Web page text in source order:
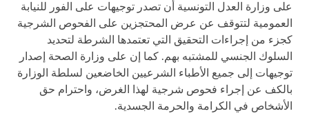
على وزارة العدل التونسية أن تصدر توجيهات على الفور للنيابة
العمومية لتتوقف عن عرض المحتجزين على الفحوص الشرجية
كجزء من إجراءات التحقيق التي تعتمدها الشرطة لتحديد
السلوك الجنسي للمشتبه بهم. كما إن على وزارة الصحة إصدار
توجيهات إلى جميع الأطباء الشرعيين الخاضعين لسلطة الوزارة
بالكف عن إجراء فحوص شرجية لهذا الغرض، واحترام حق
الأشخاص في الكرامة والحرمة الجسدية.